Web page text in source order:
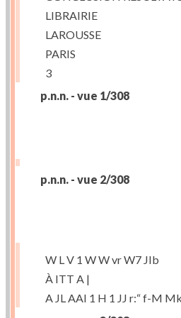
LIBRAIRIE
LAROUSSE
PARIS
3
p.n.n. - vue 1/308
p.n.n. - vue 2/308
W L V 1 W W vr W7 JIb
À ITT A |
A JL AAI 1 H 1 JJ r:“ f-M